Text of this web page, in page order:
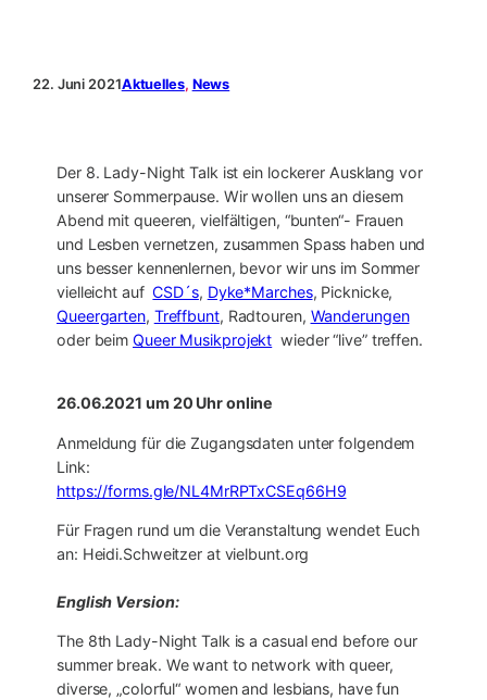
22. Juni 2021Aktuelles, News
Der 8. Lady-Night Talk ist ein lockerer Ausklang vor
unserer Sommerpause. Wir wollen uns an diesem
Abend mit queeren, vielfältigen, “bunten“- Frauen
und Lesben vernetzen, zusammen Spass haben und
uns besser kennenlernen, bevor wir uns im Sommer
vielleicht aufCSD´s, Dyke*Marches, Picknicke,
Queergarten, Treffbunt, Radtouren, Wanderungen
oder beimQueer Musikprojekt wieder “live” treffen.
26.06.2021 um 20 Uhr online
Anmeldung für die Zugangsdaten unter folgendem
Link:
https://forms.gle/NL4MrRPTxCSEq66H9
Für Fragen rund um die Veranstaltung wendet Euch
an: Heidi.Schweitzer at vielbunt.org
English Version:
The 8th Lady-Night Talk is a casual end before our
summer break. We want to network with queer,
diverse, „colorful“ women and lesbians, have fun